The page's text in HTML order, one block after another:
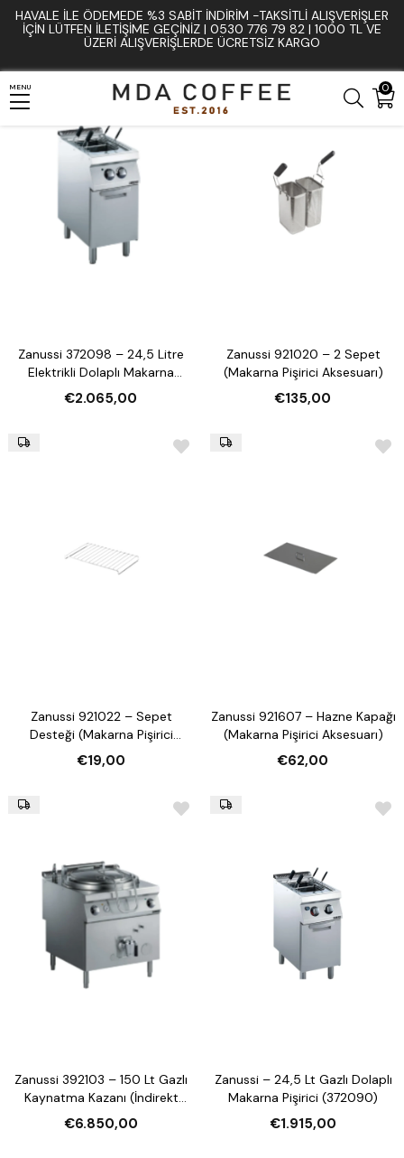
HAVALE İLE ÖDEMEDE %3 SABIT İNDIRIM -TAKSITLI ALIŞVERIŞLER
İÇIN LÜTFEN ILETIŞIME GEÇINIZ | 0530 776 79 82 | 1000 TL VE
ÜZERI ALIŞVERIŞLERDE ÜCRETSIZ KARGO
0
MENU
Anasayfa Pişirme ve Fırın Ekipmanları Makarna Makineleri ve Ekipmanları
Zanussi 372098 – 24,5 Litre
Elektrikli Dolaplı Makarna
Pişirici
€2.065,00
Zanussi 921020 – 2 Sepet
(Makarna Pişirici Aksesuarı)
€135,00
Zanussi 921022 – Sepet
Desteği (Makarna Pişirici
Aksesuarı)
€19,00
Zanussi 921607 – Hazne Kapağı
(Makarna Pişirici Aksesuarı)
€62,00
Zanussi 392103 – 150 Lt Gazlı
Kaynatma Kazanı (İndirekt
Isıtmalı, Otomatik Su
Doldurmalı)
€6.850,00
Zanussi – 24,5 Lt Gazlı Dolaplı
Makarna Pişirici (372090)
€1.915,00